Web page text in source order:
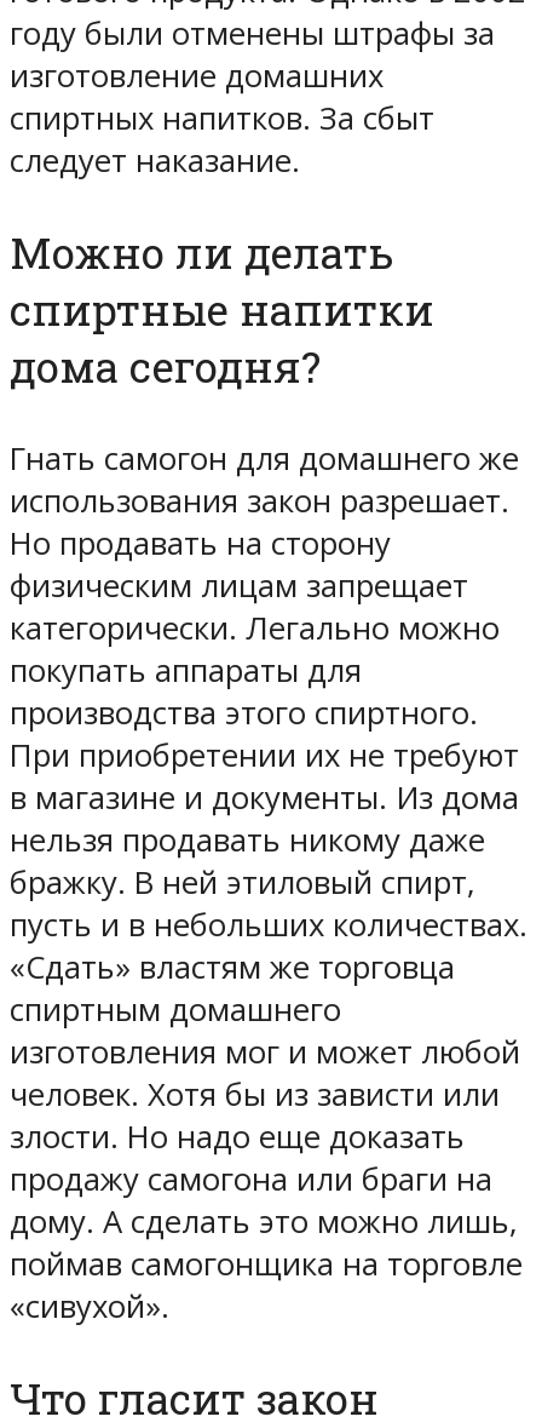
году были отменены штрафы за
изготовление домашних
спиртных напитков. За сбыт
следует наказание.
Можно ли делать
спиртные напитки
дома сегодня?
Гнать самогон для домашнего же
использования закон разрешает.
Но продавать на сторону
физическим лицам запрещает
категорически. Легально можно
покупать аппараты для
производства этого спиртного.
При приобретении их не требуют
в магазине и документы. Из дома
нельзя продавать никому даже
бражку. В ней этиловый спирт,
пусть и в небольших количествах.
«Сдать» властям же торговца
спиртным домашнего
изготовления мог и может любой
человек. Хотя бы из зависти или
злости. Но надо еще доказать
продажу самогона или браги на
дому. А сделать это можно лишь,
поймав самогонщика на торговле
«сивухой».
Что гласит закон